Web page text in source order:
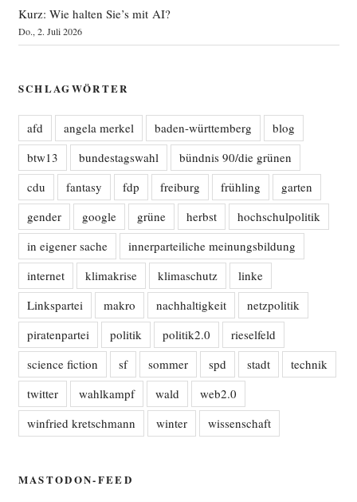
Kurz: Wie halten Sie’s mit AI?
Do., 2. Juli 2026
SCHLAGWÖRTER
afd angela merkel baden-württemberg
blog
btw13
bundestagswahl
bündnis 90/die grünen
cdu
fantasy fdp freiburg frühling
garten
gender
google grüne herbst
hochschulpolitik
in eigener sache
innerparteiliche meinungsbildung
internet
klimakrise klimaschutz
linke
Linkspartei
makro nachhaltigkeit
netzpolitik
piratenpartei
politik politik2.0
rieselfeld
science fiction
sf sommer spd stadt
technik
twitter
wahlkampf wald
web2.0
winfried kretschmann
winter wissenschaft
MASTODON-FEED